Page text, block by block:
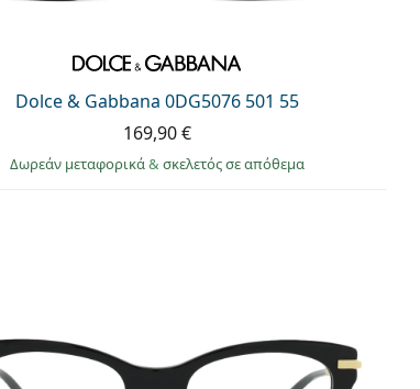
Dolce & Gabbana 0DG5076 501 55
169,90 €
Δωρεάν μεταφορικά& σκελετός σε απόθεμα